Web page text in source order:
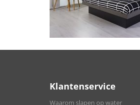
Klantenservice
Waarom slapen op water